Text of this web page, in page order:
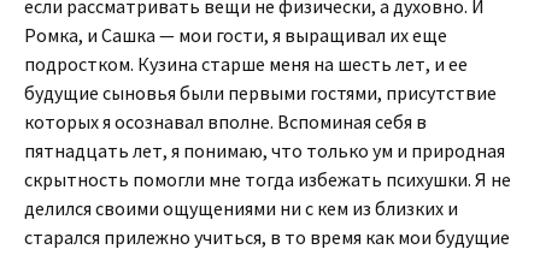
если рассматривать вещи не физически, а духовно. И
Ромка, и Сашка — мои гости, я выращивал их еще
подростком. Кузина старше меня на шесть лет, и ее
будущие сыновья были первыми гостями, присутствие
которых я осознавал вполне. Вспоминая себя в
пятнадцать лет, я понимаю, что только ум и природная
скрытность помогли мне тогда избежать психушки. Я не
делился своими ощущениями ни с кем из близких и
старался прилежно учиться, в то время как мои будущие